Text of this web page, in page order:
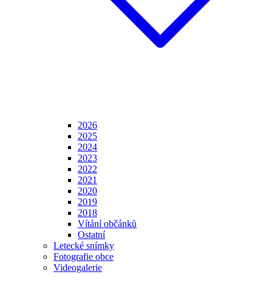
2026
2025
2024
2023
2022
2021
2020
2019
2018
Vítání občánků
Ostatní
Letecké snímky
Fotografie obce
Videogalerie